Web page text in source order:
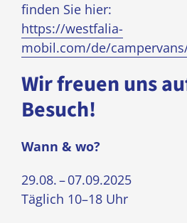
finden Sie hier:
https://westfalia-
mobil.com/de/
Wir freuen uns
Besuch!
Wann & wo?
29.08. – 07.09.2025
Täglich 10–18 Uhr